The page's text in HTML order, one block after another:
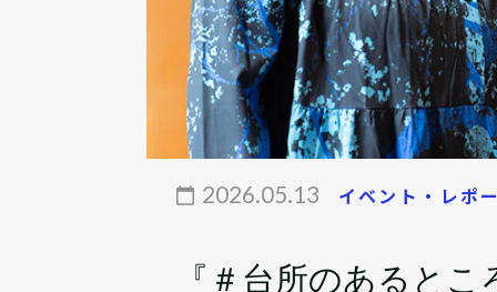
2026.05.13 イベント・レポ
『＃台所のあると